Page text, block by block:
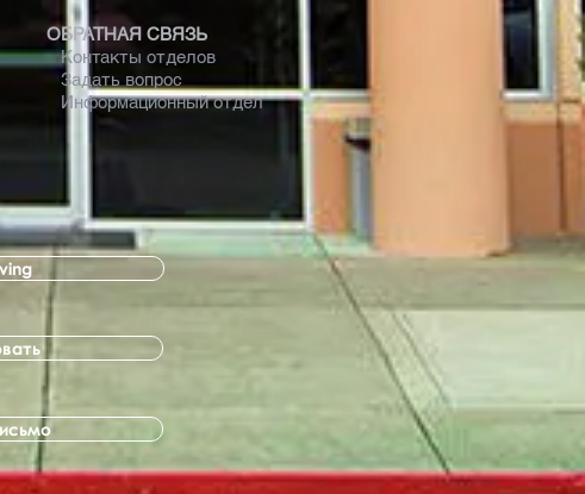
ОБРАТНАЯ СВЯЗЬ
Контакты отделов
Задать вопрос
Информационный отдел